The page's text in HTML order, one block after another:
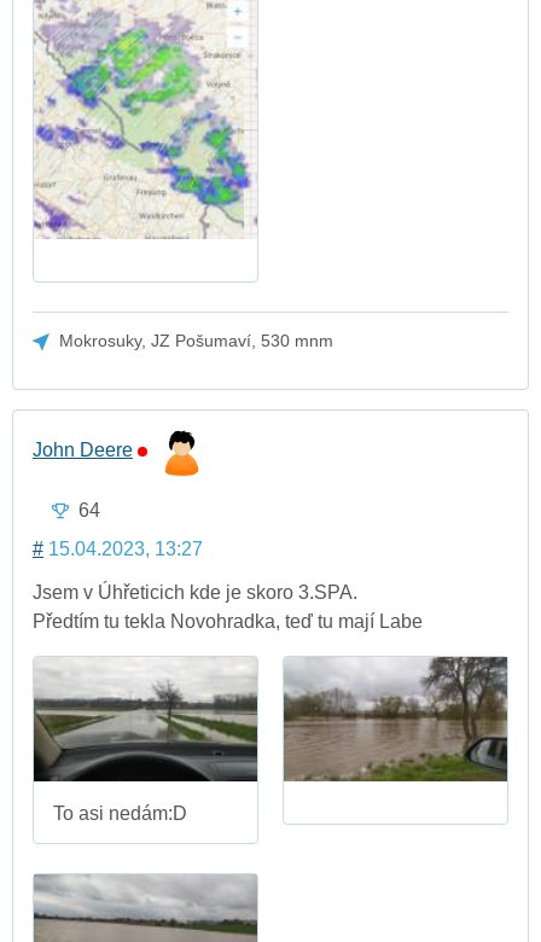
Mokrosuky, JZ Pošumaví, 530 mnm
John Deere
64
# 15.04.2023, 13:27
Jsem v Úhřeticich kde je skoro 3.SPA.
Předtím tu tekla Novohradka, teď tu mají Labe
To asi nedám:D